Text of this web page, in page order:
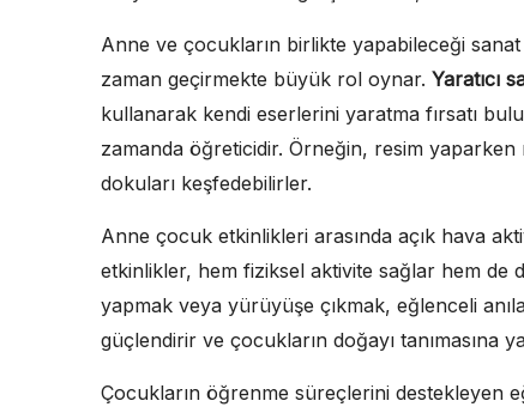
Anne ve çocukların birlikte yapabileceği
zaman geçirmekte büyük rol oynar. Yaratıcı
kullanarak kendi eserlerini yaratma fırsatı
zamanda öğreticidir. Örneğin, resim
dokuları keşfedebilirler.
Anne çocuk etkinlikleri arasında açık hava
etkinlikler, hem fiziksel aktivite sağlar hem de
yapmak veya yürüyüşe çıkmak, eğlenceli
güçlendirir ve çocukların doğayı tanımasına
Çocukların öğrenme süreçlerini destekleyen